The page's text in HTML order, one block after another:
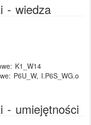
- wiedza
K1_W14
P6U_W, I.P6S_WG.o
- umiejętności